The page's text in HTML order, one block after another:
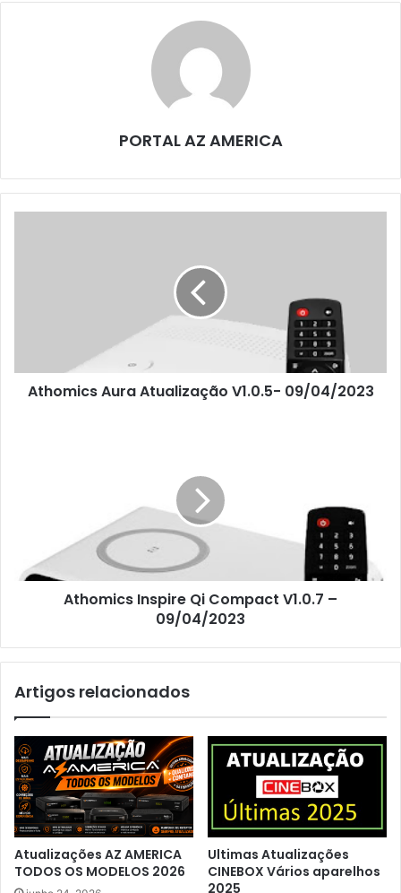
PORTAL AZ AMERICA
Athomics Aura Atualização V1.0.5- 09/04/2023
Athomics Inspire Qi Compact V1.0.7 –
09/04/2023
Artigos relacionados
Atualizações AZ AMERICA
TODOS OS MODELOS 2026
Ultimas Atualizações
CINEBOX Vários aparelhos
2025